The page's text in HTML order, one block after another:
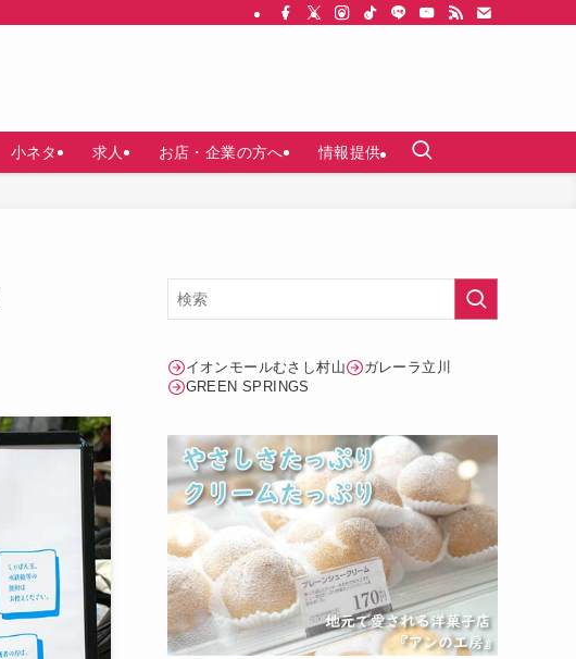
小ネタ 求人 お店・企業の方へ 情報提供
イオンモールむさし村山
ガレーラ立川
GREEN SPRINGS